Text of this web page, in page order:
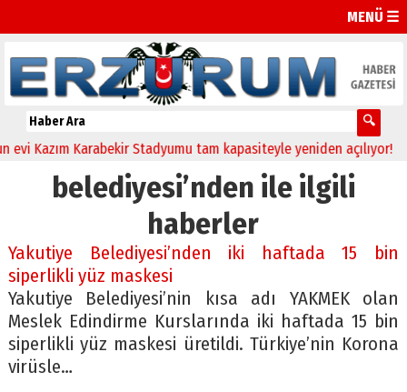
MENÜ ☰
Karabekir Stadyumu tam kapasiteyle yeniden açılıyor! 23:10
belediyesi’nden ile ilgili
haberler
Yakutiye Belediyesi’nden iki haftada 15 bin
siperlikli yüz maskesi
Yakutiye Belediyesi’nin kısa adı YAKMEK olan
Meslek Edindirme Kurslarında iki haftada 15 bin
siperlikli yüz maskesi üretildi. Türkiye’nin Korona
virüsle…